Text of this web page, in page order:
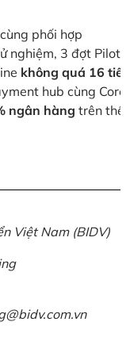
phối hợp
nghiệm, 3 đợt Pilot
không quá 16
hub cùng
ngân hàng trên thế
Việt Nam (BIDV)